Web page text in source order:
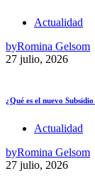
Actualidad
byRomina Gelsom
27 julio, 2026
¿Qué es el nuevo
Actualidad
byRomina Gelsom
27 julio, 2026